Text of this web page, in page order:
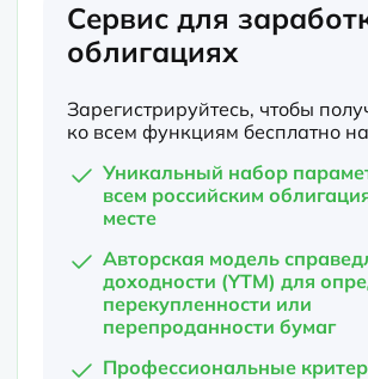
Сервис для
облигациях
Зарегистрируйтесь, чтобы
ко всем функциям бесплатно
Уникальный набор
всем российским
месте
Авторская модель
доходности (YTM) для
перекупленности или
перепроданности бумаг
Профессиональные